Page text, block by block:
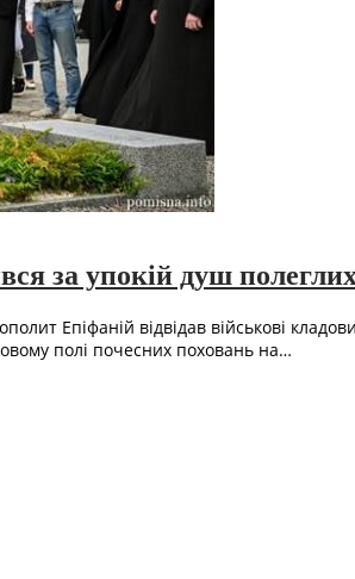
за упокій душ полеглих
Епіфаній відвідав військові
полі почесних поховань на…